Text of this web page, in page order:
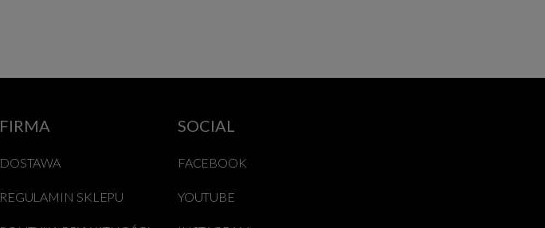
FIRMA
DOSTAWA
REGULAMIN SKLEPU
SOCIAL
FACEBOOK
YOUTUBE